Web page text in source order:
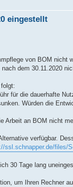
eingestellt
von BOM nicht
dem 30.11.2020
für die dauerhafte
Würden die
Arbeit an BOM nicht
verfügbar.
ssl.schnapper.de/files/
30 Tage lang
um Ihren Rechner